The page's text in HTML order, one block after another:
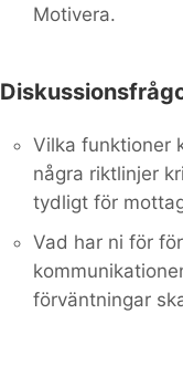
Motivera.
Vilka funktioner
några riktlinjer
tydligt för
Vad har ni för
förväntningar